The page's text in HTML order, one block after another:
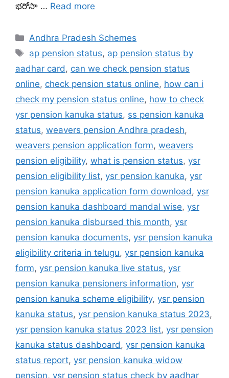
భరోసా … Read more
Categories
Andhra Pradesh Schemes
Tags
ap pension status, ap pension status by
aadhar card , can we check pension status
online, check pension status online, how can i
check my pension status online, how to check
ysr pension kanuka status, ss pension kanuka
status, weavers pension Andhra pradesh,
weavers pension application form, weavers
pension eligibility, what is pension status, ysr
pension eligibility list, ysr pension kanuka, ysr
pension kanuka application form download , ysr
pension kanuka dashboard mandal wise, ysr
pension kanuka disbursed this month, ysr
pension kanuka documents, ysr pension kanuka
eligibility criteria in telugu, ysr pension kanuka
form, ysr pension kanuka live status, ysr
pension kanuka pensioners information, ysr
pension kanuka scheme eligibility, ysr pension
kanuka status, ysr pension kanuka status 2023,
ysr pension kanuka status 2023 list, ysr pension
kanuka status dashboard , ysr pension kanuka
status report, ysr pension kanuka widow
pension, ysr pension status check by aadhar